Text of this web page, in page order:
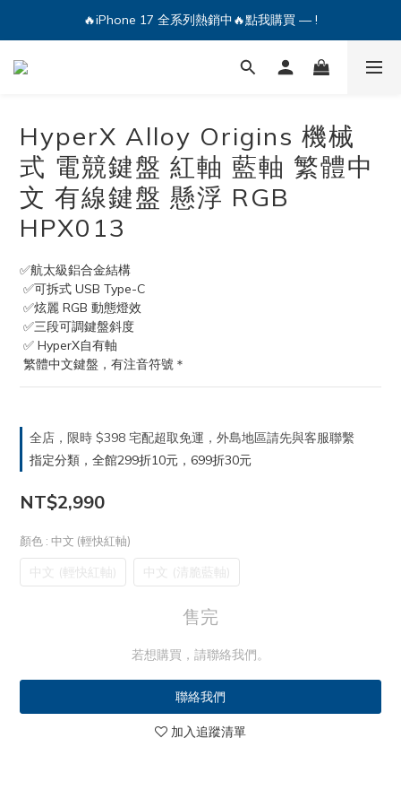
🔥iPhone 17 全系列熱銷中🔥點我購買 — !
💕加入Q哥 Line 新好友領優惠券！🎫
HyperX Alloy Origins 機械
式 電競鍵盤 紅軸 藍軸 繁體中
文 有線鍵盤 懸浮 RGB
HPX013
✅航太級鋁合金結構
✅可拆式 USB Type-C
✅炫麗 RGB 動態燈效
✅三段可調鍵盤斜度
✅ HyperX自有軸
繁體中文鍵盤，有注音符號＊
全店，限時 $398 宅配超取免運，外島地區請先與客服聯繫
指定分類，全館299折10元，699折30元
NT$2,990
顏色 : 中文 (輕快紅軸)
中文 (輕快紅軸) 中文 (清脆藍軸)
售完
若想購買，請聯絡我們。
聯絡我們
加入追蹤清單